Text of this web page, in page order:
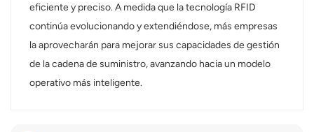
eficiente y preciso. A medida que la tecnología RFID
continúa evolucionando y extendiéndose, más empresas
la aprovecharán para mejorar sus capacidades de gestión
de la cadena de suministro, avanzando hacia un modelo
operativo más inteligente.